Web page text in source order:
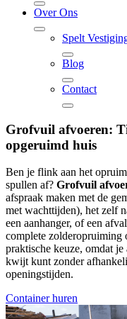
Over Ons
Spelt
Blog
Contact
Grofvuil afvoeren:
opgeruimd huis
Ben je flink aan het
spullen af? Grofvuil
afspraak maken met de
met wachttijden), het zelf
een aanhanger, of een
complete zolderopruiming
praktische keuze, omdat
kwijt kunt zonder
openingstijden.
Container huren